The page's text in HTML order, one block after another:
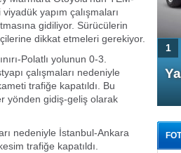
yapım çalışmaları
gidiliyor. Sürücülerin
dikkat etmeleri gerekiyor.
Polatlı yolunun 0-3.
çalışmaları nedeniyle
trafiğe kapatıldı. Bu
yönden gidiş-geliş olarak
nedeniyle İstanbul-Ankara
trafiğe kapatıldı.
AMG GT Coupe
satışa çıktı
1